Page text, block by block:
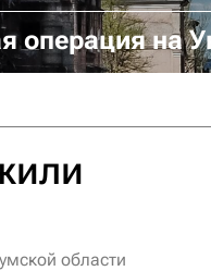
операция на
области